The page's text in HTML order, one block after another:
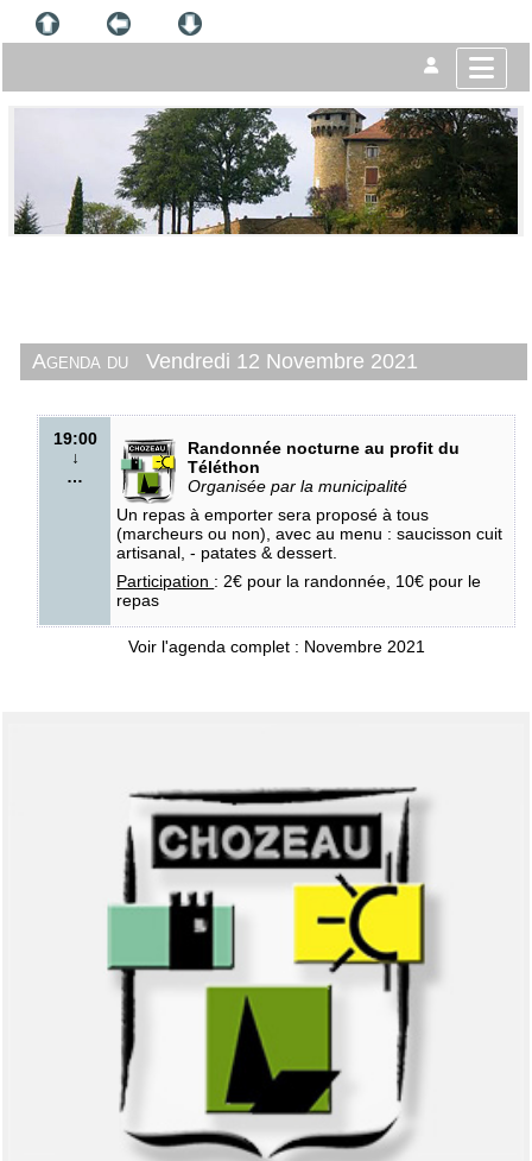
Agenda du Vendredi 12 Novembre 2021
19:00
↓
…
Randonnée nocturne au profit du
Téléthon
Organisée par la municipalité
Un repas à emporter sera proposé à tous
(marcheurs ou non), avec au menu : saucisson cuit
artisanal, - patates & dessert.
Participation : 2€ pour la randonnée, 10€ pour le
repas
Voir l'agenda complet : Novembre 2021